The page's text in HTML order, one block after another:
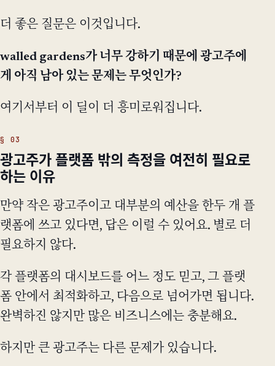
더 좋은 질문은 이것입니다.
walled gardens가 너무 강하기 때문에 광고주에
게 아직 남아 있는 문제는 무엇인가?
여기서부터 이 딜이 더 흥미로워집니다.
광고주가 플랫폼 밖의 측정을 여전히 필요로
하는 이유
만약 작은 광고주이고 대부분의 예산을 한두 개 플
랫폼에 쓰고 있다면, 답은 이럴 수 있어요. 별로 더
필요하지 않다.
각 플랫폼의 대시보드를 어느 정도 믿고, 그 플랫
폼 안에서 최적화하고, 다음으로 넘어가면 됩니다.
완벽하진 않지만 많은 비즈니스에는 충분해요.
하지만 큰 광고주는 다른 문제가 있습니다.